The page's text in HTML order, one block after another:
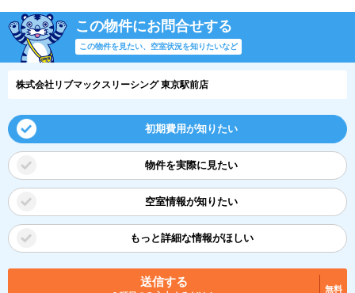
この物件にお問合せする
この物件を見たい、空室状況を知りたいなど
株式会社リブマックスリーシング 東京駅前店
初期費用が知りたい
物件を実際に見たい
空室情報が知りたい
もっと詳細な情報がほしい
送信する
無料